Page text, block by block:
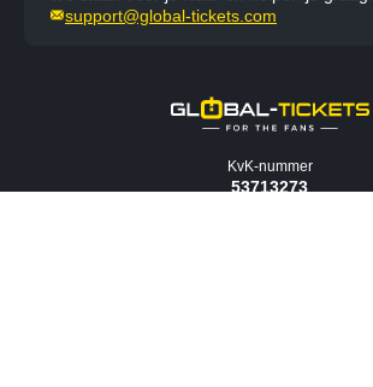
support@global-tickets.com
KvK-nummer
53713273